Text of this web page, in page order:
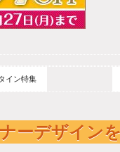
イン特集
ーデザイン